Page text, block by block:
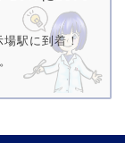
場駅に到着！